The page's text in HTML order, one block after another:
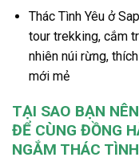
Thác Tình Yêu ở
tourtrekking, cắm
nhiên núi rừng,
mới mẻ
TẠI SAO BẠN NÊN
ĐỂ CÙNG ĐỒNG
NGẮM THÁC